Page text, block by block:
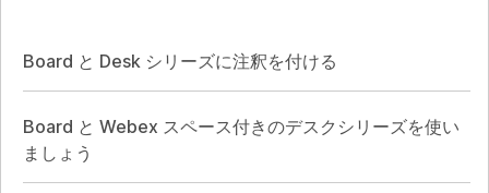
Board と Desk シリーズに注釈を付ける
Board と Webex スペース付きのデスクシリーズを使い
ましょう